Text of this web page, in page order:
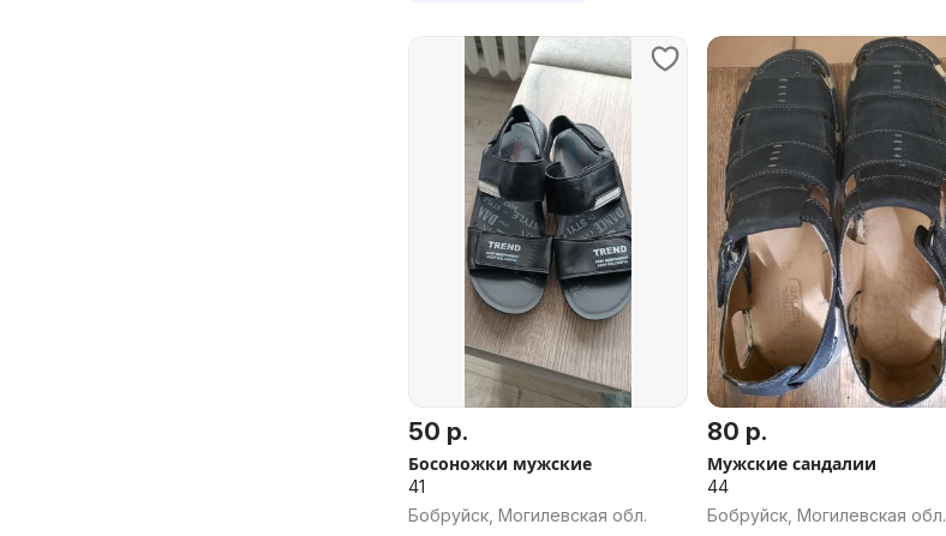
50 р.
Босоножки мужские
41
Бобруйск, Могилевская обл.
80 р.
Мужские сандалии
44
Бобруйск, Могилевская обл.